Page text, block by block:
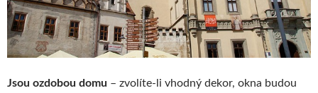
Jsou ozdobou domu – zvolíte-li vhodný dekor, okna budou